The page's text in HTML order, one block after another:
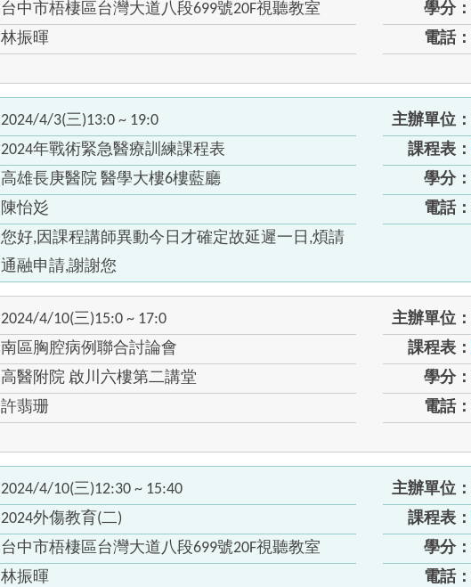
台中市梧棲區台灣大道八段699號20F視聽教室 學分：
林振暉 電話：
2024/4/3(三)13:0 ~ 19:0 主辦單位：
2024年戰術緊急醫療訓練課程表
課程表：
高雄長庚醫院 醫學大樓6樓藍廳 學分：
陳怡彣 電話：
您好,因課程講師異動今日才確定故延遲一日,煩請
通融申請,謝謝您
2024/4/10(三)15:0 ~ 17:0 主辦單位：
南區胸腔病例聯合討論會
課程表：
高醫附院 啟川六樓第二講堂 學分：
許翡珊 電話：
2024/4/10(三)12:30 ~ 15:40 主辦單位：
2024外傷教育(二)
課程表：
台中市梧棲區台灣大道八段699號20F視聽教室 學分：
林振暉 電話：